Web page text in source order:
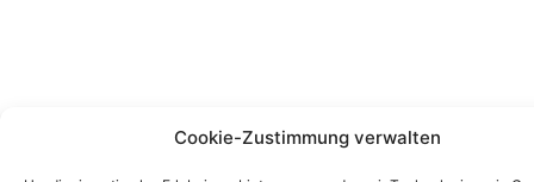
Cookie-Zustimmung verwalten